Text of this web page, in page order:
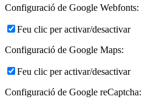
Configuració de Google Webfonts:
Feu clic per activar/desactivar
Configuració de Google Maps:
Feu clic per activar/desactivar
Configuració de Google reCaptcha: